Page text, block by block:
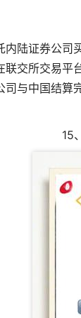
内陆证券公司
联交所交易平
司与中国结算
15